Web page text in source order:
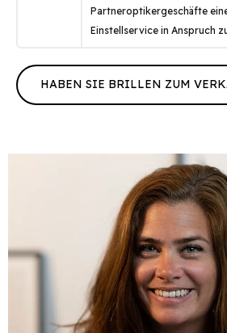
Partneroptikergeschäfte
Einstellservice in Anspruch
HABEN SIE BRILLEN ZUM